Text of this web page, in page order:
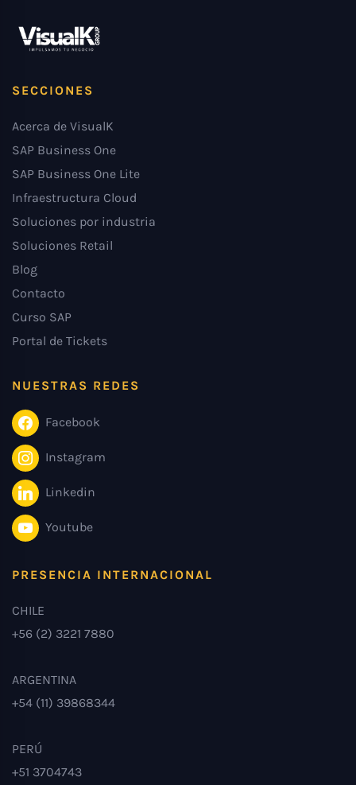
SECCIONES
Acerca de VisualK
SAP Business One
SAP Business One Lite
Infraestructura Cloud
Soluciones por industria
Soluciones Retail
Blog
Contacto
Curso SAP
Portal de Tickets
NUESTRAS REDES
Facebook
Instagram
Linkedin
Youtube
PRESENCIA INTERNACIONAL
CHILE
+56 (2) 3221 7880
ARGENTINA
+54 (11) 39868344
PERÚ
+51 3704743